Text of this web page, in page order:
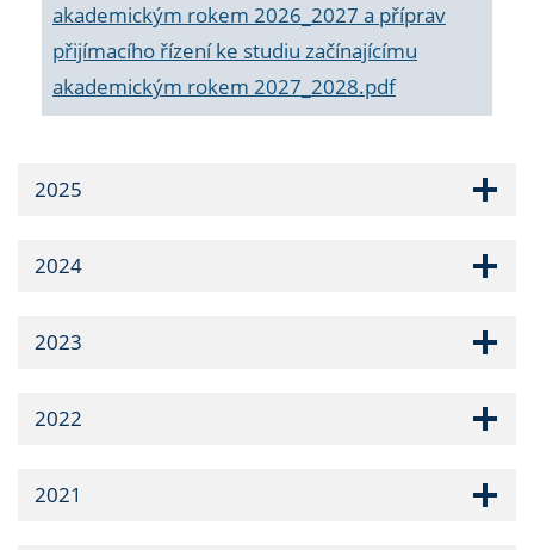
akademickým rokem 2026_2027 a příprav
přijímacího řízení ke studiu začínajícímu
akademickým rokem 2027_2028.pdf
2025
2024
2023
2022
2021